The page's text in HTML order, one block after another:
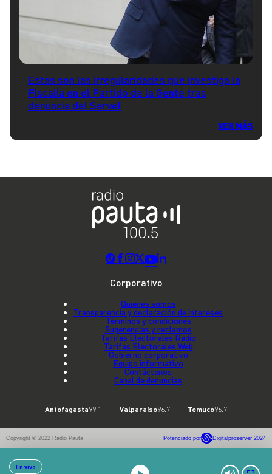
Estas son las irregularidades que investiga la
Fiscalía en el Partido de la Gente tras
denuncia del Servel
VER MÁS
En vivo
Corporativo
Quienes somos
Transparencia y declaración de intereses
Términos y condiciones
Sugerencias y reclamos
Tarifas Electorales Radio
Tarifas Electorales Web
Gobierno corporativo
Equipo informativo
Contáctenos
Canal de denuncias
Antofagasta99.1 Valparaíso96.7 Temuco96.7
Copyright © 2022 Radio Pauta Potenciado por Digitalproserver 2024